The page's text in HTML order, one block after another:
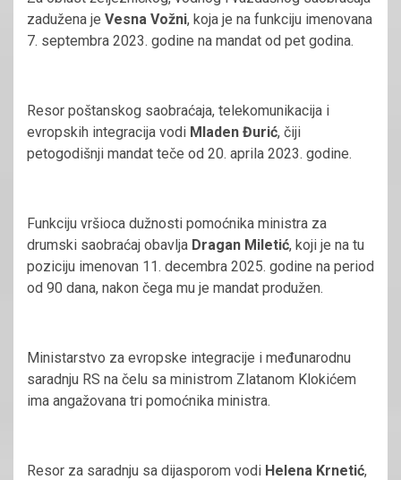
zadužena je Vesna Vožni, koja je na funkciju imenovana
7. septembra 2023. godine na mandat od pet godina.
Resor poštanskog saobraćaja, telekomunikacija i
evropskih integracija vodi Mladen Đurić, čiji
petogodišnji mandat teče od 20. aprila 2023. godine.
Funkciju vršioca dužnosti pomoćnika ministra za
drumski saobraćaj obavlja Dragan Miletić, koji je na tu
poziciju imenovan 11. decembra 2025. godine na period
od 90 dana, nakon čega mu je mandat produžen.
Ministarstvo za evropske integracije i međunarodnu
saradnju RS na čelu sa ministrom Zlatanom Klokićem
ima angažovana tri pomoćnika ministra.
Resor za saradnju sa dijasporom vodi Helena Krnetić,